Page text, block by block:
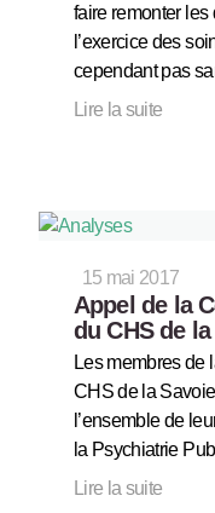
faire remonter les
l’exercice des
cependant pas
Lire la suite
15 mai 2017
Appel de la
du CHS de
Les membres de
CHS de la
l’ensemble de
la Psychiatrie
Lire la suite